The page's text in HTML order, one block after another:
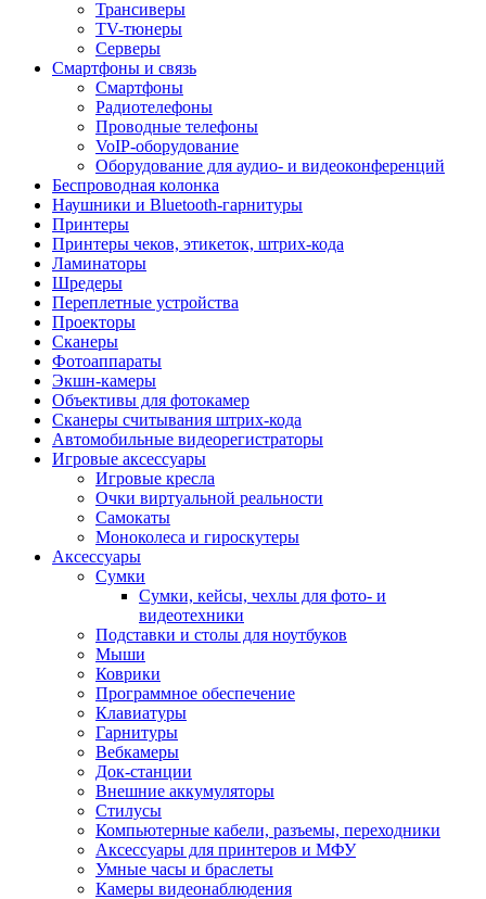
Трансиверы
TV-тюнеры
Серверы
Смартфоны и связь
Смартфоны
Радиотелефоны
Проводные телефоны
VoIP-оборудование
Оборудование для аудио- и видеоконференций
Беспроводная колонка
Наушники и Bluetooth-гарнитуры
Принтеры
Принтеры чеков, этикеток, штрих-кода
Ламинаторы
Шредеры
Переплетные устройства
Проекторы
Сканеры
Фотоаппараты
Экшн-камеры
Объективы для фотокамер
Сканеры считывания штрих-кода
Автомобильные видеорегистраторы
Игровые аксессуары
Игровые кресла
Очки виртуальной реальности
Самокаты
Моноколеса и гироскутеры
Аксессуары
Сумки
Сумки, кейсы, чехлы для фото- и
видеотехники
Подставки и столы для ноутбуков
Мыши
Коврики
Программное обеспечение
Клавиатуры
Гарнитуры
Вебкамеры
Док-станции
Внешние аккумуляторы
Стилусы
Компьютерные кабели, разъемы, переходники
Аксессуары для принтеров и МФУ
Умные часы и браслеты
Камеры видеонаблюдения